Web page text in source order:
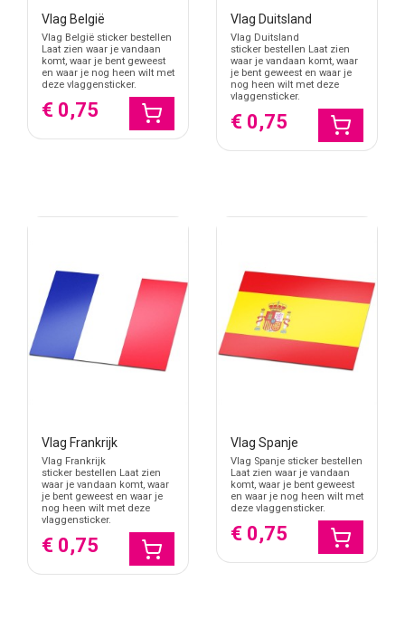
Vlag België
Vlag België sticker bestellen
Laat zien waar je vandaan
komt, waar je bent geweest
en waar je nog heen wilt met
deze vlaggensticker.
€ 0,75
Vlag Duitsland
Vlag Duitsland
sticker bestellen Laat zien
waar je vandaan komt, waar
je bent geweest en waar je
nog heen wilt met deze
vlaggensticker.
€ 0,75
Vlag Frankrijk
Vlag Frankrijk
sticker bestellen Laat zien
waar je vandaan komt, waar
je bent geweest en waar je
nog heen wilt met deze
vlaggensticker.
€ 0,75
Vlag Spanje
Vlag Spanje sticker bestellen
Laat zien waar je vandaan
komt, waar je bent geweest
en waar je nog heen wilt met
deze vlaggensticker.
€ 0,75